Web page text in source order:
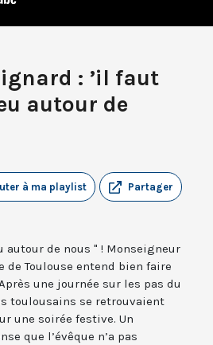
: ’il faut
autour de
Partager
à ma playlist
de nous " ! Monseigneur
de Toulouse entend bien faire
une journée sur les pas du
toulousains se retrouvaient
une soirée festive. Un
que l’évêque n’a pas